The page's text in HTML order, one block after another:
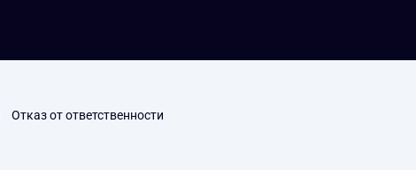
Отказ от ответственности